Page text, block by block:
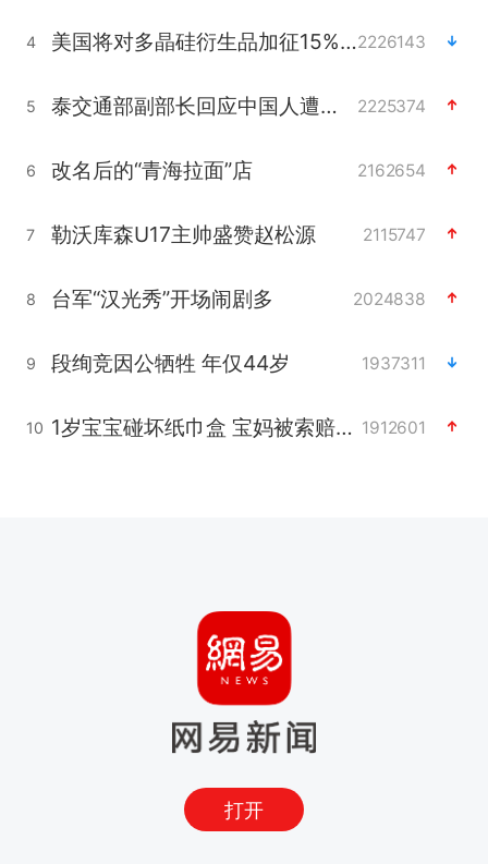
4 美国将对多晶硅衍生品加征15%关税2226143
5 泰交通部副部长回应中国人遭歧视手势 2225374
6 改名后的“青海拉面”店 2162654
7 勒沃库森U17主帅盛赞赵松源 2115747
8 台军“汉光秀”开场闹剧多 2024838
9 段绚竞因公牺牲 年仅44岁 1937311
10 1岁宝宝碰坏纸巾盒 宝妈被索赔924元 1912601
打开